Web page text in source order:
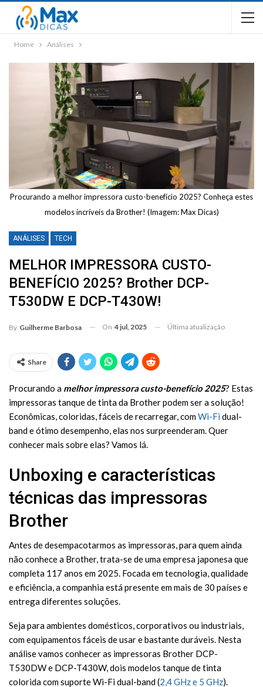
Home Análises
Procurando a melhor impressora custo-benefício 2025? Conheça estes
modelos incríveis da Brother! (Imagem: Max Dicas)
ANÁLISES TECH
MELHOR IMPRESSORA CUSTO-
BENEFÍCIO 2025? Brother DCP-
T530DW E DCP-T430W!
By Guilherme Barbosa On 4 jul, 2025 Última atualização
Share
Procurando a melhor impressora custo-benefício 2025? Estas
impressoras tanque de tinta da Brother podem ser a solução!
Econômicas, coloridas, fáceis de recarregar, comWi-Fi dual-
band e ótimo desempenho, elas nos surpreenderam. Quer
conhecer mais sobre elas? Vamos lá.
Unboxing e características
técnicas das impressoras
Brother
Antes de desempacotarmos as impressoras, para quem ainda
não conhece a Brother, trata-se de uma empresa japonesa que
completa 117 anos em 2025. Focada em tecnologia, qualidade
e eficiência, a companhia está presente em mais de 30 países e
entrega diferentes soluções.
Seja para ambientes domésticos, corporativos ou industriais,
com equipamentos fáceis de usar e bastante duráveis. Nesta
análise vamos conhecer as impressoras Brother DCP-
T530DW e DCP-T430W, dois modelos tanque de tinta
colorida com suporte Wi-Fi dual-band (2,4 GHz e 5 GHz).